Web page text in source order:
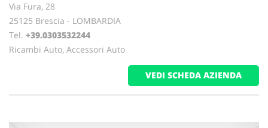
Via Fura, 28
25125 Brescia - LOMBARDIA
Tel. +39.0303532244
Ricambi Auto, Accessori Auto
VEDI SCHEDA AZIENDA